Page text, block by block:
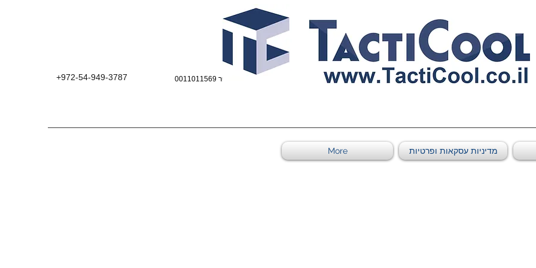
+972-54-949-3787
מדיניות עסקאות ופרטיות More